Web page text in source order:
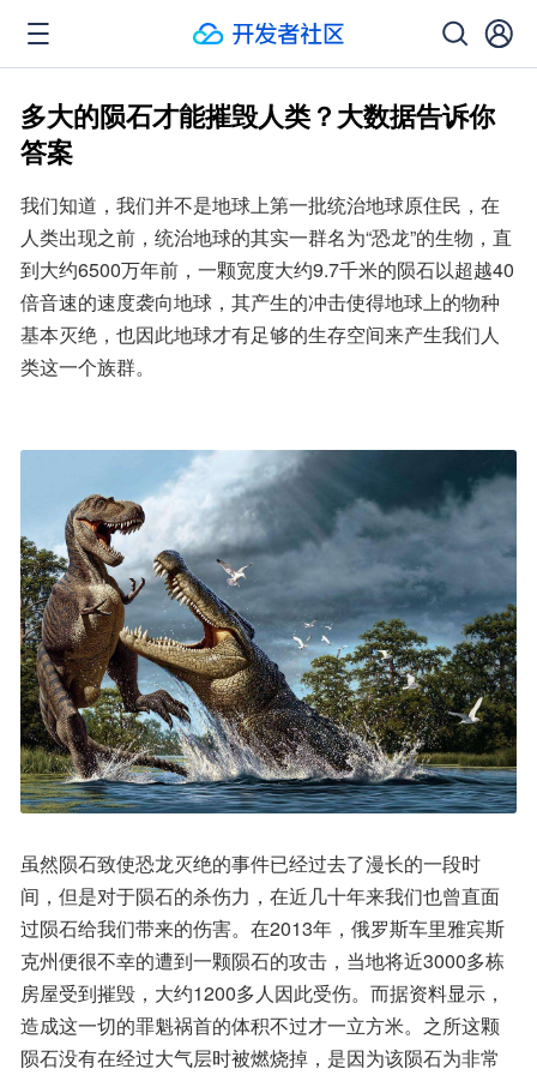
多大的陨石才能摧毁人类？大数据告诉你
答案
我们知道，我们并不是地球上第一批统治地球原住民，在
人类出现之前，统治地球的其实一群名为“恐龙”的生物，直
到大约6500万年前，一颗宽度大约9.7千米的陨石以超越40
倍音速的速度袭向地球，其产生的冲击使得地球上的物种
基本灭绝，也因此地球才有足够的生存空间来产生我们人
类这一个族群。
虽然陨石致使恐龙灭绝的事件已经过去了漫长的一段时
间，但是对于陨石的杀伤力，在近几十年来我们也曾直面
过陨石给我们带来的伤害。在2013年，俄罗斯车里雅宾斯
克州便很不幸的遭到一颗陨石的攻击，当地将近3000多栋
房屋受到摧毁，大约1200多人因此受伤。而据资料显示，
造成这一切的罪魁祸首的体积不过才一立方米。之所这颗
陨石没有在经过大气层时被燃烧掉，是因为该陨石为非常